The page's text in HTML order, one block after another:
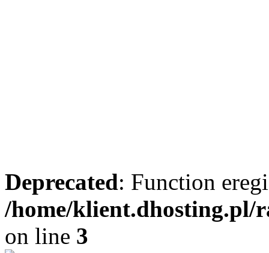
Deprecated: Function
/home/
on line 3